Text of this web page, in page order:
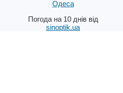
Одеса
Погода на 10 днів від
sinoptik.ua